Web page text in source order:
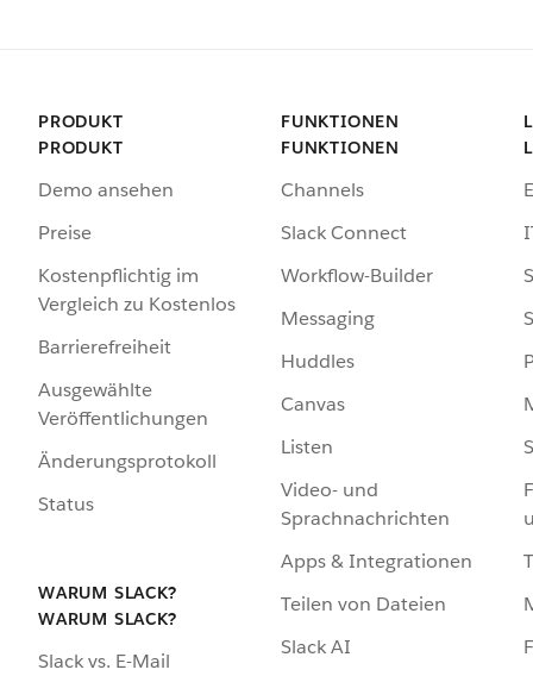
PRODUKT
PRODUKT
Demo ansehen
Preise
Kostenpflichtig im
Vergleich zu Kostenlos
Barrierefreiheit
Ausgewählte
Veröffentlichungen
Änderungsprotokoll
Status
WARUM SLACK?
WARUM SLACK?
Slack vs. E-Mail
FUNKTIONEN
FUNKTIONEN
Channels
Slack Connect
Workflow-Builder
Messaging
Huddles
Canvas
Listen
Video- und
Sprachnachrichten
Apps & Integrationen
Teilen von Dateien
Slack AI